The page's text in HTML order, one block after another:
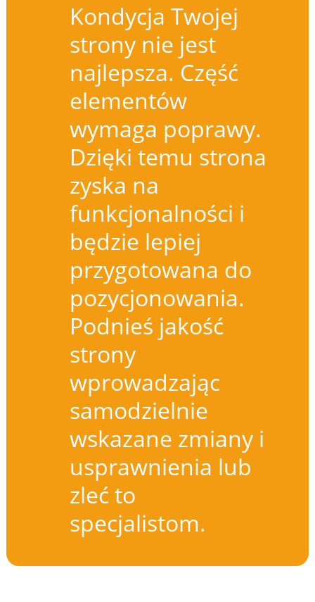
Kondycja Twojej
strony nie jest
najlepsza. Część
elementów
wymaga poprawy.
Dzięki temu strona
zyska na
funkcjonalności i
będzie lepiej
przygotowana do
pozycjonowania.
Podnieś jakość
strony
wprowadzając
samodzielnie
wskazane zmiany i
usprawnienia lub
zleć to
specjalistom.